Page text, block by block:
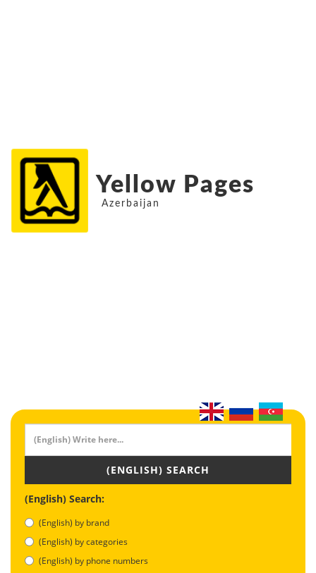
Yellow Pages
Azerbaijan
(ENGLISH) SEARCH
(English) Search:
(English) by brand
(English) by categories
(English) by phone numbers